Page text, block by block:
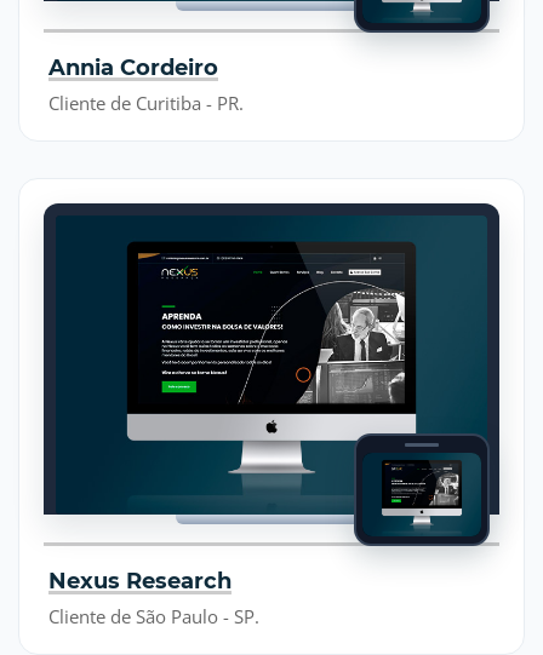
Annia Cordeiro
Cliente de Curitiba - PR.
Nexus Research
Cliente de São Paulo - SP.